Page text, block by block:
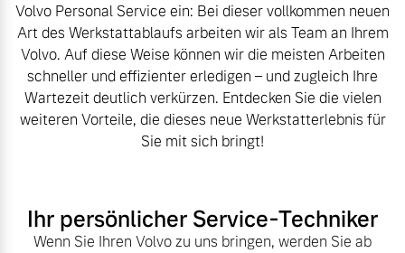
Angebot anfragen
Fahrzeug konfigurieren
Sie erhalten bei uns eine
Vielzahl von Original
Volvo Winter- und
Sommer Kompletträder.
Bitte sprechen Sie uns
Volvo Personal Service ein: Bei dieser vollkommen neuen
Art des Werkstattablaufs arbeiten wir als Team an Ihrem
Volvo. Auf diese Weise können wir die meisten Arbeiten
schneller und effizienter erledigen – und zugleich Ihre
Wartezeit deutlich verkürzen. Entdecken Sie die vielen
weiteren Vorteile, die dieses neue Werkstatterlebnis für
Sie mit sich bringt!
Ihr persönlicher Service-Techniker
Wenn Sie Ihren Volvo zu uns bringen, werden Sie ab